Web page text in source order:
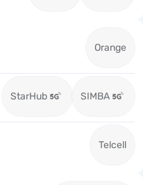
Orange
StarHub SIMBA
Telcell